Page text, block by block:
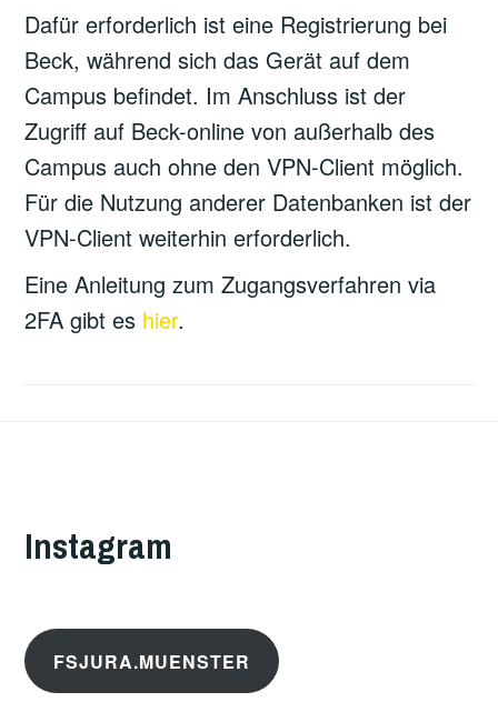
Dafür erforderlich ist eine Registrierung bei
Beck, während sich das Gerät auf dem
Campus befindet. Im Anschluss ist der
Zugriff auf Beck-online von außerhalb des
Campus auch ohne den VPN-Client möglich.
Für die Nutzung anderer Datenbanken ist der
VPN-Client weiterhin erforderlich.
Eine Anleitung zum Zugangsverfahren via
2FA gibt es hier.
Instagram
FSJURA.MUENSTER